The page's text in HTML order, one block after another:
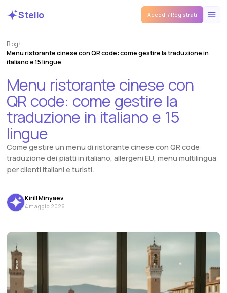
Stello Accedi / Registrati
Blog/
Menu ristorante cinese con QR code: come gestire la traduzione in
italiano e 15 lingue
Menu ristorante cinese con
QR code: come gestire la
traduzione in italiano e 15
lingue
Come gestire un menu di ristorante cinese con QR code:
traduzione dei piatti in italiano, allergeni EU, menu multilingua
per clienti italiani e turisti.
Kirill Minyaev
4 maggio 2026